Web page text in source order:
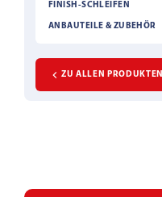
FINISH-SCHLEIFEN
ANBAUTEILE & ZUBEHÖR
ZU ALLEN PRODUKTEN